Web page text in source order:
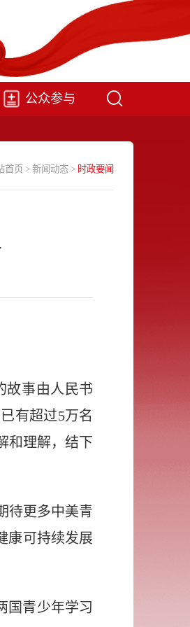
公众参与
首页 >新闻动态 > 时政要闻
故事由人民书
有超过5万名
和理解，结下
待更多中美青
康可持续发展
国青少年学习